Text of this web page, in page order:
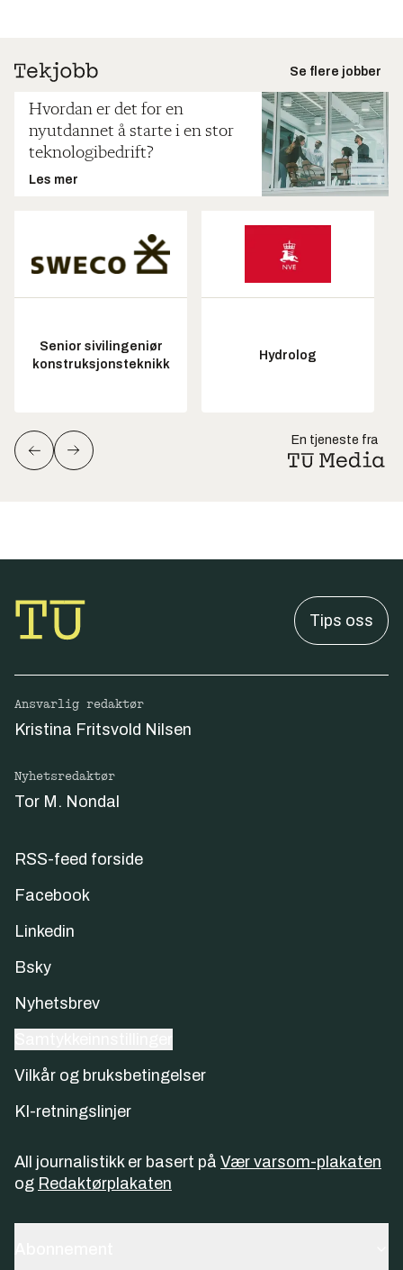
Se flere jobber
Hvordan er det for en
nyutdannet å starte i en stor
teknologibedrift?
Les mer
Senior sivilingeniør
konstruksjonsteknikk
Hydrolog
En tjeneste fra
Tips oss
Ansvarlig redaktør
Kristina Fritsvold Nilsen
Nyhetsredaktør
Tor M. Nondal
RSS-feed forside
Facebook
Linkedin
Bsky
Nyhetsbrev
Vilkår og bruksbetingelser
KI-retningslinjer
All journalistikk er basert på Vær varsom-plakaten
og Redaktørplakaten